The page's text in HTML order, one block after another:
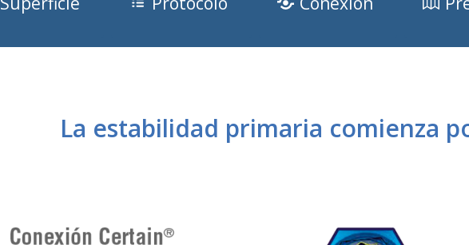
La estabilidad primaria comienza